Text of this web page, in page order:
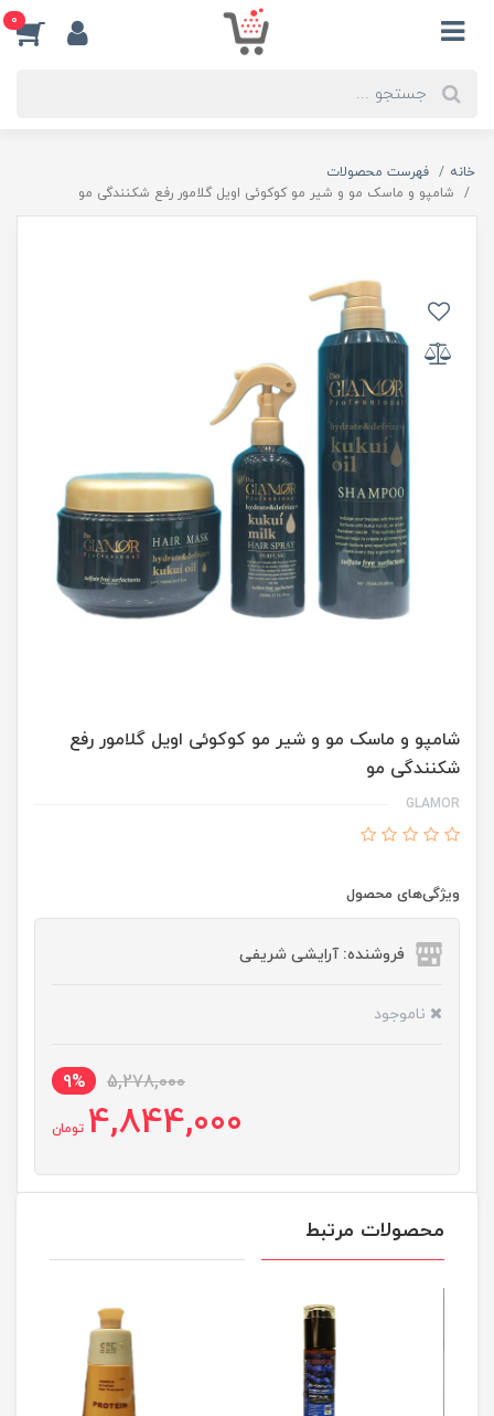
0
خانه
فهرست محصولات
شامپو و ماسک مو و شیر مو کوکوئی اویل گلامور رفع شکنندگی مو
شامپو و ماسک مو و شیر مو کوکوئی اویل گلامور رفع
شکنندگی مو
GLAMOR
ویژگی‌های محصول
فروشنده: آرایشی شریفی
ناموجود
5,278,000
9%
4,844,000 تومان
محصولات مرتبط